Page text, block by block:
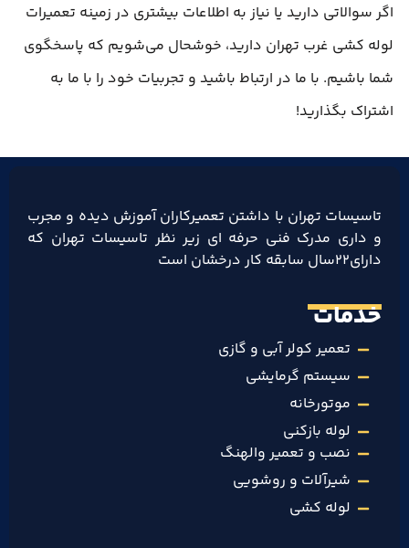
اگر سوالاتی دارید یا نیاز به اطلاعات بیشتری در زمینه تعمیرات
لوله‌ کشی غرب تهران دارید، خوشحال می‌شویم که پاسخگوی
شما باشیم. با ما در ارتباط باشید و تجربیات خود را با ما به
اشتراک بگذارید!
تاسیسات تهران با داشتن تعمیرکاران آموزش دیده و مجرب
و داری مدرک فنی حرفه ای زیر نظر تاسیسات تهران که
دارای۲۲سال سابقه کار درخشان است
خدمات
تعمیر کولر آبی و گازی
سیستم گرمایشی
موتورخانه
لوله بازکنی
نصب و تعمیر والهنگ
شیرآلات و روشویی
لوله کشی